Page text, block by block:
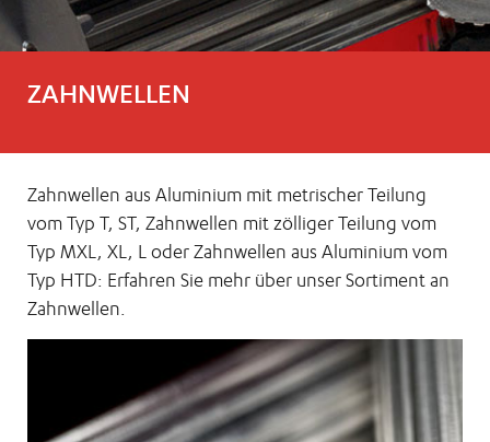
ZAHNWELLEN
Zahnwellen aus Aluminium mit metrischer Teilung
vom Typ T, ST, Zahnwellen mit zölliger Teilung vom
Typ MXL, XL, L oder Zahnwellen aus Aluminium vom
Typ HTD: Erfahren Sie mehr über unser Sortiment an
Zahnwellen.